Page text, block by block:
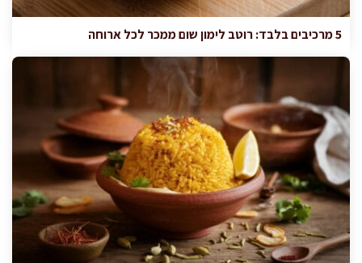
5 מרכיבים בלבד: רוטב לימון שום ממכר לכל ארוחה